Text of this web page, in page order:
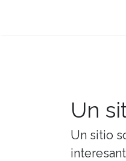
Un
Un sitio